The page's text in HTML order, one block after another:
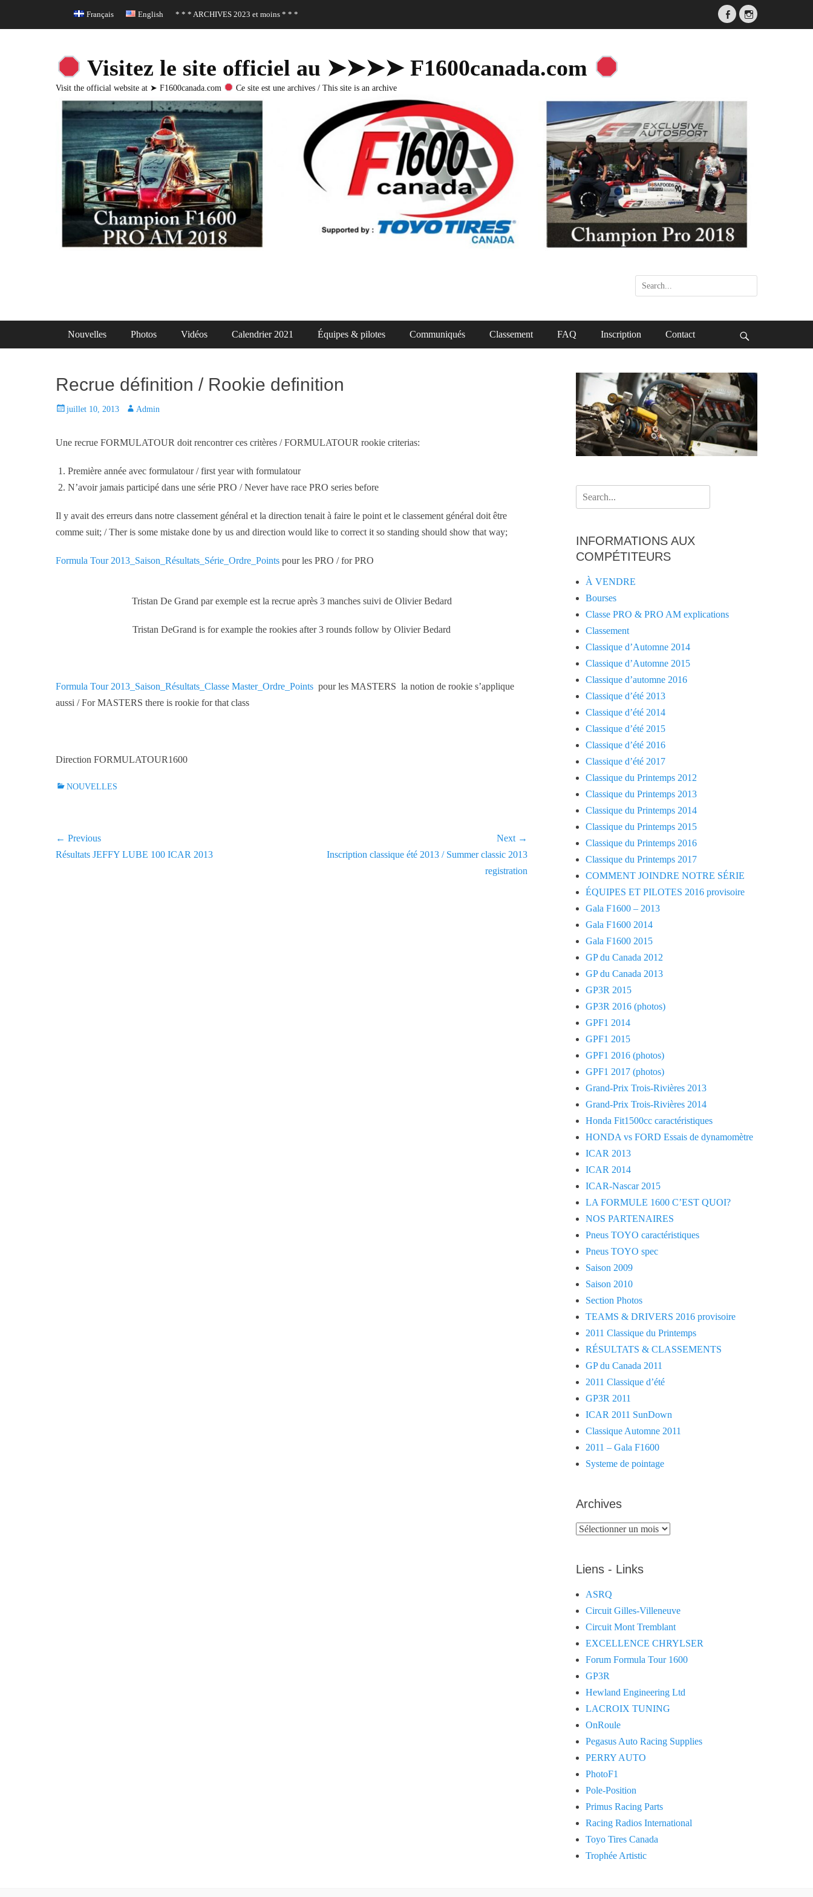
Header Top Menu
Skip Français English * * * ARCHIVES 2023 et moins * * *
FacebookInstagram
Visitez le site officiel au ➤➤➤➤ F1600canada.com
Visit the official website at ➤ F1600canada.com Ce site est une archives / This site is an archive
Search
for:
Primary Menu
Skip
Nouvelles Photos Vidéos Calendrier 2021 Équipes & pilotes Communiqués Classement FAQ Inscription Contact
Recrue définition / Rookie definition
P
o
juillet 10, 2013
A Admin
Une recrue FORMULATOUR doit rencontrer ces critères / FORMULATOUR rookie criterias:
Première année avec formulatour / first year with formulatour
N’avoir jamais participé dans une série PRO / Never have race PRO series before
Il y avait des erreurs dans notre classement général et la direction tenait à faire le point et le classement général doit être
comme suit; / Ther is some mistake done by us and direction would like to correct it so standing should show that way;
Formula Tour 2013_Saison_Résultats_Série_Ordre_Points pour les PRO / for PRO
Tristan De Grand par exemple est la recrue après 3 manches suivi de Olivier Bedard
Tristan DeGrand is for example the rookies after 3 rounds follow by Olivier Bedard
Formula Tour 2013_Saison_Résultats_Classe Master_Ordre_Points pour les MASTERS la notion de rookie s’applique
aussi / For MASTERS there is rookie for that class
Direction FORMULATOUR1600
C
g
o
NOUVELLES
Navigation
de
← Previous
Previous
Résultats JEFFY LUBE 100 ICAR 2013
Next →
Inscription classique été 2013 / Summer classic 2013
registration
Search
for:
INFORMATIONS AUX
COMPÉTITEURS
À VENDRE
Bourses
Classe PRO & PRO AM explications
Classement
Classique d’Automne 2014
Classique d’Automne 2015
Classique d’automne 2016
Classique d’été 2013
Classique d’été 2014
Classique d’été 2015
Classique d’été 2016
Classique d’été 2017
Classique du Printemps 2012
Classique du Printemps 2013
Classique du Printemps 2014
Classique du Printemps 2015
Classique du Printemps 2016
Classique du Printemps 2017
COMMENT JOINDRE NOTRE SÉRIE
ÉQUIPES ET PILOTES 2016 provisoire
Gala F1600 – 2013
Gala F1600 2014
Gala F1600 2015
GP du Canada 2012
GP du Canada 2013
GP3R 2015
GP3R 2016 (photos)
GPF1 2014
GPF1 2015
GPF1 2016 (photos)
GPF1 2017 (photos)
Grand-Prix Trois-Rivières 2013
Grand-Prix Trois-Rivières 2014
Honda Fit1500cc caractéristiques
HONDA vs FORD Essais de dynamomètre
ICAR 2013
ICAR 2014
ICAR-Nascar 2015
LA FORMULE 1600 C’EST QUOI?
NOS PARTENAIRES
Pneus TOYO caractéristiques
Pneus TOYO spec
Saison 2009
Saison 2010
Section Photos
TEAMS & DRIVERS 2016 provisoire
2011 Classique du Printemps
RÉSULTATS & CLASSEMENTS
GP du Canada 2011
2011 Classique d’été
GP3R 2011
ICAR 2011 SunDown
Classique Automne 2011
2011 – Gala F1600
Systeme de pointage
Archives
Archives
Liens - Links
ASRQ
Circuit Gilles-Villeneuve
Circuit Mont Tremblant
EXCELLENCE CHRYLSER
Forum Formula Tour 1600
GP3R
Hewland Engineering Ltd
LACROIX TUNING
OnRoule
Pegasus Auto Racing Supplies
PERRY AUTO
PhotoF1
Pole-Position
Primus Racing Parts
Racing Radios International
Toyo Tires Canada
Trophée Artistic